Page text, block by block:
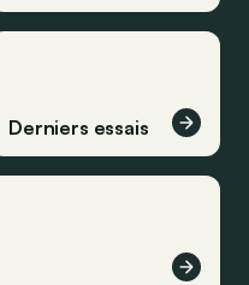
Derniers essais